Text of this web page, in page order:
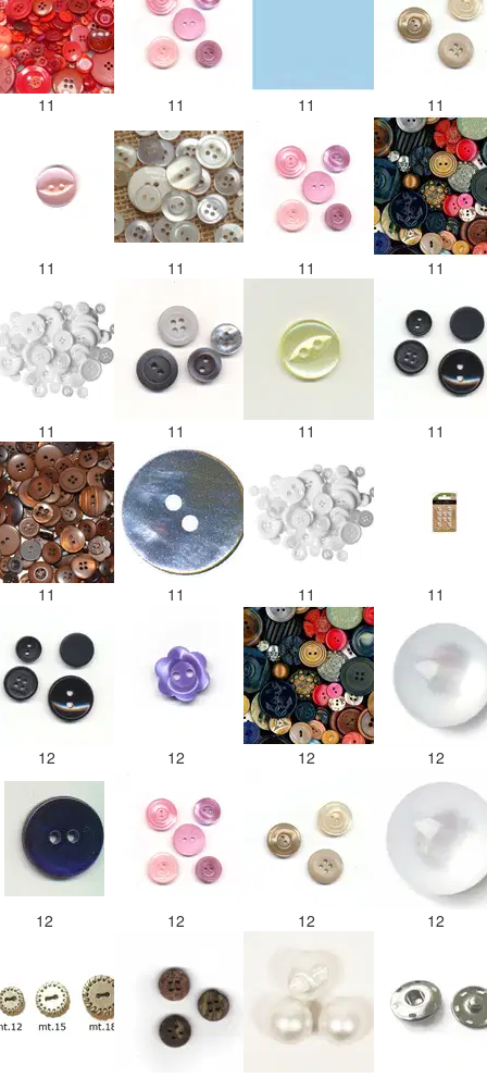
11 11 11 11
11 11 11 11
11 11 11 11
11 11 11 11
12 12 12 12
12 12 12 12